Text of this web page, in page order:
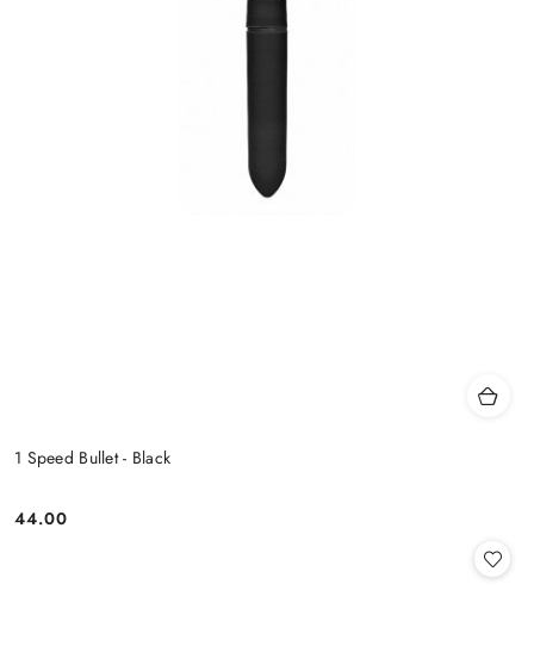
1 Speed Bullet - Black
Cena:
44.00